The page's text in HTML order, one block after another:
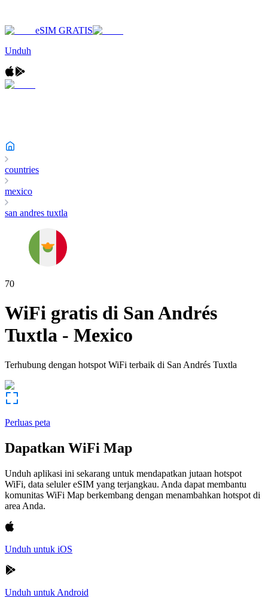
eSIM GRATIS
Unduh
countries
mexico
san andres tuxtla
70
WiFi gratis di San Andrés
Tuxtla - Mexico
Terhubung dengan hotspot WiFi terbaik di San Andrés Tuxtla
Perluas peta
Dapatkan WiFi Map
Unduh aplikasi ini sekarang untuk mendapatkan jutaan hotspot
WiFi, data seluler eSIM yang terjangkau. Anda dapat membantu
komunitas WiFi Map berkembang dengan menambahkan hotspot di
area Anda.
Unduh untuk iOS
Unduh untuk Android